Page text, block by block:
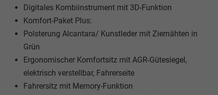
Digitales Kombiinstrument mit 3D-Funktion
Komfort-Paket Plus:
Polsterung Alcantara/ Kunstleder mit Ziernähten in
Grün
Ergonomischer Komfortsitz mit AGR-Gütesiegel,
elektrisch verstellbar, Fahrerseite
Fahrersitz mit Memory-Funktion